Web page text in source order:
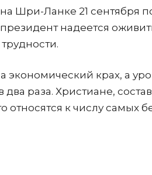
Шри-Ланке 21 сентября
надеется
экономический крах, а
два раза. Христиане,
относятся к числу самых